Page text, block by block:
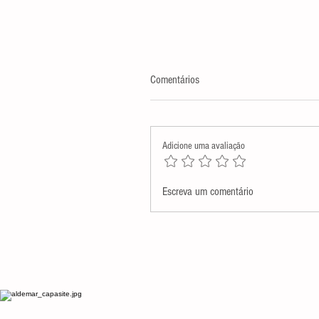
Assembleia Legislativa presta
Comentários
Adicione uma avaliação
Escreva um comentário